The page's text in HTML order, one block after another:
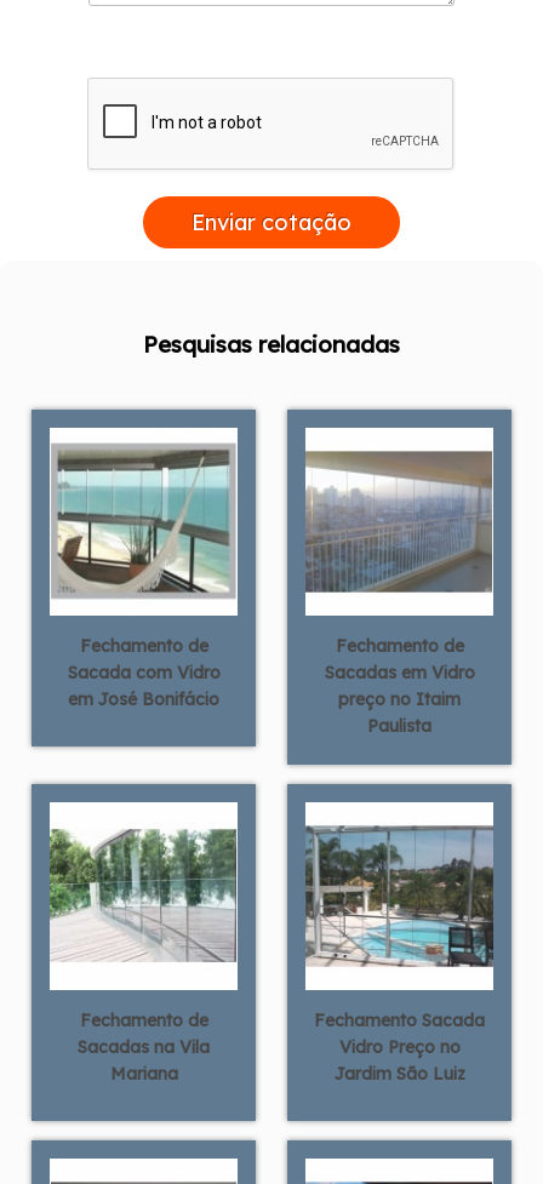
Enviar cotação
Pesquisas relacionadas
Fechamento de
Sacada com Vidro
em José Bonifácio
Fechamento de
Sacadas em Vidro
preço no Itaim
Paulista
Fechamento de
Sacadas na Vila
Mariana
Fechamento Sacada
Vidro Preço no
Jardim São Luiz